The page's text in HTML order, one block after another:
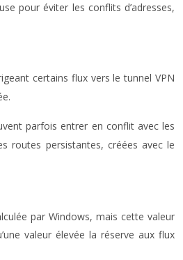
pour éviter les conflits d’adresses,
certains flux vers le tunnel VPN
parfois entrer en conflit avec les
routes persistantes, créées avec le
par Windows, mais cette valeur
valeur élevée la réserve aux flux